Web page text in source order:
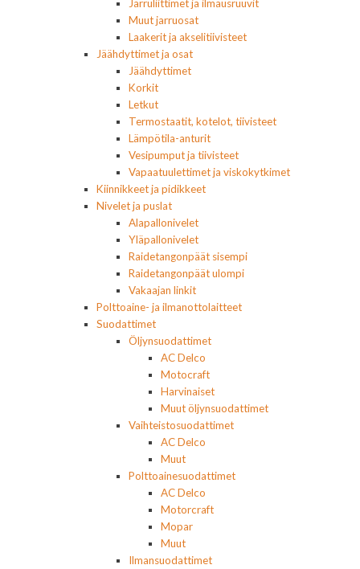
Jarruliittimet ja ilmausruuvit
Muut jarruosat
Laakerit ja akselitiivisteet
Jäähdyttimet ja osat
Jäähdyttimet
Korkit
Letkut
Termostaatit, kotelot, tiivisteet
Lämpötila-anturit
Vesipumput ja tiivisteet
Vapaatuulettimet ja viskokytkimet
Kiinnikkeet ja pidikkeet
Nivelet ja puslat
Alapallonivelet
Yläpallonivelet
Raidetangonpäät sisempi
Raidetangonpäät ulompi
Vakaajan linkit
Polttoaine- ja ilmanottolaitteet
Suodattimet
Öljynsuodattimet
AC Delco
Motocraft
Harvinaiset
Muut öljynsuodattimet
Vaihteistosuodattimet
AC Delco
Muut
Polttoainesuodattimet
AC Delco
Motorcraft
Mopar
Muut
Ilmansuodattimet